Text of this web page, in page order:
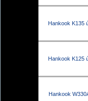
Hankook K135
Hankook K125
Hankook